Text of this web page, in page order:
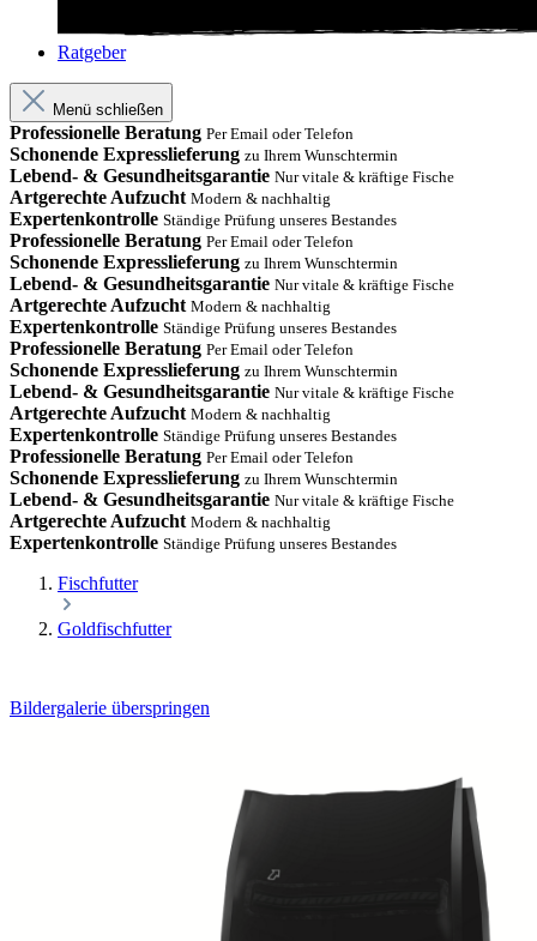
Ratgeber
Menü schließen
Professionelle Beratung Per Email oder Telefon
Schonende Expresslieferung zu Ihrem Wunschtermin
Lebend- & Gesundheitsgarantie Nur vitale & kräftige Fische
Artgerechte Aufzucht Modern & nachhaltig
Expertenkontrolle Ständige Prüfung unseres Bestandes
Professionelle Beratung Per Email oder Telefon
Schonende Expresslieferung zu Ihrem Wunschtermin
Lebend- & Gesundheitsgarantie Nur vitale & kräftige Fische
Artgerechte Aufzucht Modern & nachhaltig
Expertenkontrolle Ständige Prüfung unseres Bestandes
Professionelle Beratung Per Email oder Telefon
Schonende Expresslieferung zu Ihrem Wunschtermin
Lebend- & Gesundheitsgarantie Nur vitale & kräftige Fische
Artgerechte Aufzucht Modern & nachhaltig
Expertenkontrolle Ständige Prüfung unseres Bestandes
Professionelle Beratung Per Email oder Telefon
Schonende Expresslieferung zu Ihrem Wunschtermin
Lebend- & Gesundheitsgarantie Nur vitale & kräftige Fische
Artgerechte Aufzucht Modern & nachhaltig
Expertenkontrolle Ständige Prüfung unseres Bestandes
Fischfutter
Goldfischfutter
Bildergalerie überspringen